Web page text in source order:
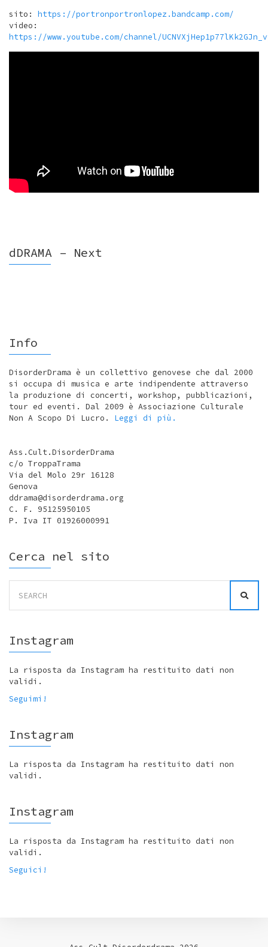
sito: https://portronportronlopez.bandcamp.com/
video:
https://www.youtube.com/channel/
dDRAMA – Next
Info
DisorderDrama è un collettivo genovese che dal 2000
si occupa di musica e arte indipendente attraverso
la produzione di concerti, workshop, pubblicazioni,
tour ed eventi. Dal 2009 è Associazione Culturale
Non A Scopo Di Lucro. Leggi di più.
Ass.Cult.DisorderDrama
c/o TroppaTrama
Via del Molo 29r 16128
Genova
ddrama@disorderdrama.org
C. F. 95125950105
P. Iva IT 01926000991
Cerca nel sito
for:
Instagram
La risposta da Instagram ha restituito dati non
validi.
Seguimi!
Instagram
La risposta da Instagram ha restituito dati non
validi.
Instagram
La risposta da Instagram ha restituito dati non
validi.
Seguici!